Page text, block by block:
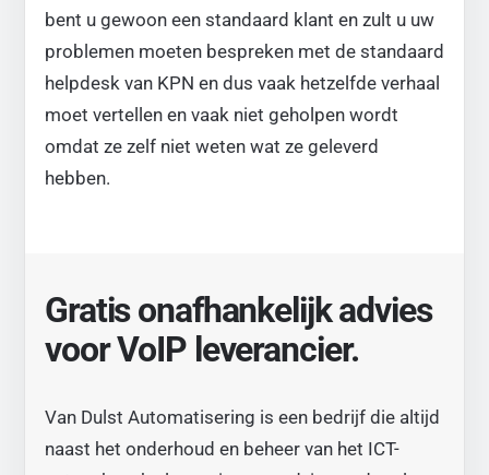
bent u gewoon een standaard klant en zult u uw
problemen moeten bespreken met de standaard
helpdesk van KPN en dus vaak hetzelfde verhaal
moet vertellen en vaak niet geholpen wordt
omdat ze zelf niet weten wat ze geleverd
hebben.
Gratis onafhankelijk advies
voor VoIP leverancier.
Van Dulst Automatisering is een bedrijf die altijd
naast het onderhoud en beheer van het ICT-